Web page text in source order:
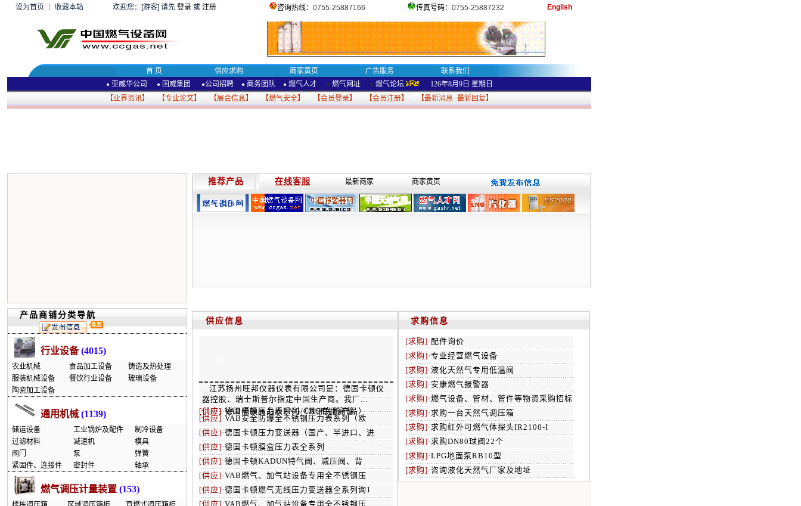
设为首页 收藏本站 欢迎您：[游客] 请先 登录或 注册 咨询热线： 0755-25887166 传真号码： 0755-25887232 English
首 页 供应求购 商家黄页 广告服务 联系我们
● 亚威华公司 ● 国威集团 ●公司招聘 ● 商务团队 ● 燃气人才 ● 燃气网址 ● 燃气论坛 126年8月9日 星期日
【业界资讯】 【专业论文】 【展会信息】 【燃气安全】 【会员登录】 【会员注册】 【最新消息·最新回复】
推荐产品 在线客服 最新商家 商家黄页
产品商铺分类导航
行业设备(4015)
农业机械 食品加工设备
铸造及热处理
服装机械设备
餐饮行业设备
玻璃设备
陶瓷加工设备
通用机械 (1139)
储运设备 工业锅炉及配件
制冷设备
过滤材料
减速机
模具
阀门
泵
弹簧
紧固件、连接件
密封件 轴承
燃气调压计量装置 (153)
供应信息
江苏扬州旺邦仪器仪表有限公司是：德国卡顿仪
器控股、瑞士斯普尔指定中国生产商。我厂...
[供应]·德国卡顿高品质LNG/CNG专用高静
[供应]·VAB隔膜压力表系列（欧洲免检产品）
[供应]·VAB安全防爆全不锈钢压力表系列（欧
[供应]·德国卡顿压力变送器（国产、半进口、进
[供应]·德国卡顿膜盒压力表全系列
[供应]·德国卡顿KADUN特气阀、减压阀、背
[供应]·VAB燃气、加气站设备专用全不锈钢压
[供应]·德国卡顿燃气无线压力变送器全系列询1
[供应]·VAB燃气、加气站设备专用全不锈钢压
求购信息
[求购]·配件询价
[求购]·专业经营燃气设备
[求购]·液化天然气专用低温阀
[求购]·安康燃气报警器
[求购]·燃气设备、管材、管件等物资采购招标
[求购]·求购一台天然气调压箱
[求购]·求购红外可燃气体探头IR2100-I
[求购]·求购DN80球阀22个
[求购]·LPG地面泵RB10型
[求购]·咨询液化天然气厂家及地址